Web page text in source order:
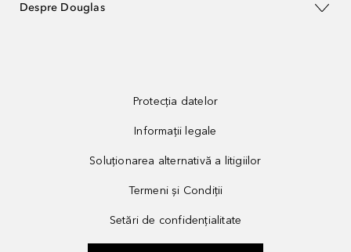
Despre Douglas
Protecția datelor
Informații legale
Soluționarea alternativă a litigiilor
Termeni și Condiții
Setări de confidențialitate